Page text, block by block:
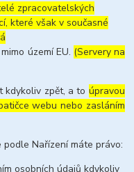
zpracovatelských
které však v současné
území EU. (Servery na
kdykoliv zpět, a to úpravou
webu nebo zasláním
podle Nařízení máte právo:
osobních údajů kdykoliv